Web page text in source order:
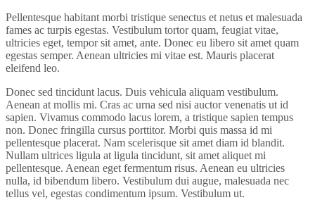
Pellentesque habitant morbi tristique senectus et netus et malesuada
fames ac turpis egestas. Vestibulum tortor quam, feugiat vitae,
ultricies eget, tempor sit amet, ante. Donec eu libero sit amet quam
egestas semper. Aenean ultricies mi vitae est. Mauris placerat
eleifend leo.
Donec sed tincidunt lacus. Duis vehicula aliquam vestibulum.
Aenean at mollis mi. Cras ac urna sed nisi auctor venenatis ut id
sapien. Vivamus commodo lacus lorem, a tristique sapien tempus
non. Donec fringilla cursus porttitor. Morbi quis massa id mi
pellentesque placerat. Nam scelerisque sit amet diam id blandit.
Nullam ultrices ligula at ligula tincidunt, sit amet aliquet mi
pellentesque. Aenean eget fermentum risus. Aenean eu ultricies
nulla, id bibendum libero. Vestibulum dui augue, malesuada nec
tellus vel, egestas condimentum ipsum. Vestibulum ut.